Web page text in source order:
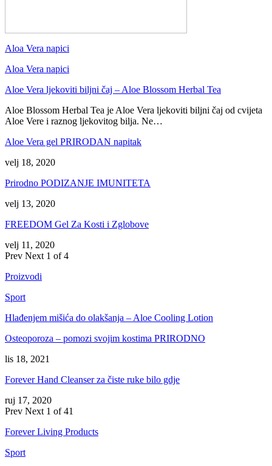
Aloa Vera napici
Aloa Vera napici
Aloe Vera ljekoviti biljni čaj – Aloe Blossom Herbal Tea
Aloe Blossom Herbal Tea je Aloe Vera ljekoviti biljni čaj od cvijeta
Aloe Vere i raznog ljekovitog bilja. Ne…
Aloe Vera gel PRIRODAN napitak
velj 18, 2020
Prirodno PODIZANJE IMUNITETA
velj 13, 2020
FREEDOM Gel Za Kosti i Zglobove
velj 11, 2020
Prev Next 1 of 4
Proizvodi
Sport
Hlađenjem mišića do olakšanja – Aloe Cooling Lotion
Osteoporoza – pomozi svojim kostima PRIRODNO
lis 18, 2021
Forever Hand Cleanser za čiste ruke bilo gdje
ruj 17, 2020
Prev Next 1 of 41
Forever Living Products
Sport